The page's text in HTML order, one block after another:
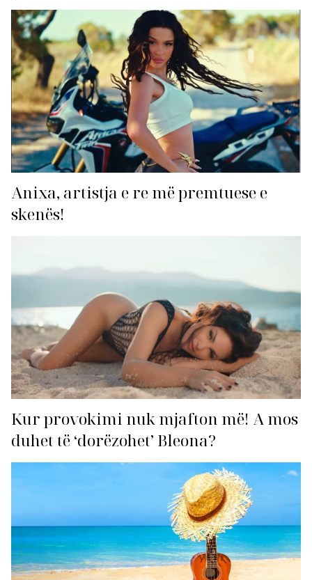
Anixa, artistja e re më premtuese e
skenës!
Kur provokimi nuk mjafton më! A mos
duhet të ‘dorëzohet’ Bleona?